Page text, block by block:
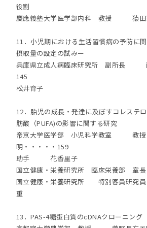
役割
慶應義塾大学医学部内科 教授 猿田
11．小児期における生活習慣病の予防に
摂取量の設定の試みー
兵庫県立成人病臨床研究所 副所長 南
145
松井育子
12．胎児の成長・発達に及ぼすコレステ
肪酸（PUFA)の影響に関する研究
帝京大学医学部 小児科学教室
明・・・・・159
助手 花香里子
国立健康・栄養研究所 臨床栄養部
国立健康・栄養研究所 特別客員研
重
13．PAS-4糖蛋白質のcDNAクローニング